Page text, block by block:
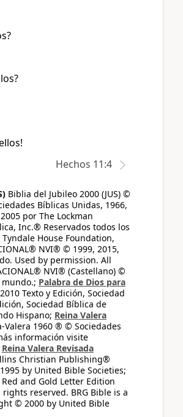
Hechos 11:4
Biblia del Jubileo 2000 (JUS) ©
Bíblicas Unidas, 1966,
por The Lockman
Inc.® Reservados todos los
House Foundation,
NVI® © 1999, 2015,
Used by permission. All
NVI® (Castellano) ©
Palabra de Dios para
Texto y Edición, Sociedad
Sociedad Bíblica de
Hispano; Reina Valera
Valera 1960 ® © Sociedades
información visite
Reina Valera Revisada
Christian Publishing®
by United Bible Societies;
and Gold Letter Edition
reserved. BRG Bible is a
© 2000 by United Bible